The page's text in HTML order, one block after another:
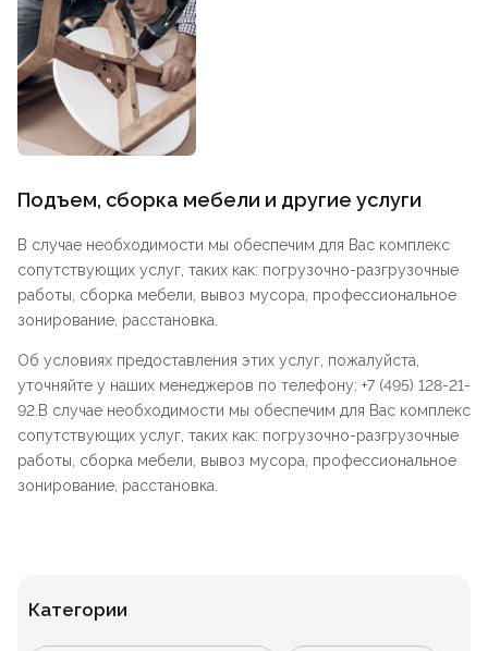
Подъем, сборка мебели и другие услуги
В случае необходимости мы обеспечим для Вас комплекс
сопутствующих услуг, таких как: погрузочно-разгрузочные
работы, сборка мебели, вывоз мусора, профессиональное
зонирование, расстановка.
Об условиях предоставления этих услуг, пожалуйста,
уточняйте у наших менеджеров по телефону: +7 (495) 128-21-
92.В случае необходимости мы обеспечим для Вас комплекс
сопутствующих услуг, таких как: погрузочно-разгрузочные
работы, сборка мебели, вывоз мусора, профессиональное
зонирование, расстановка.
Категории